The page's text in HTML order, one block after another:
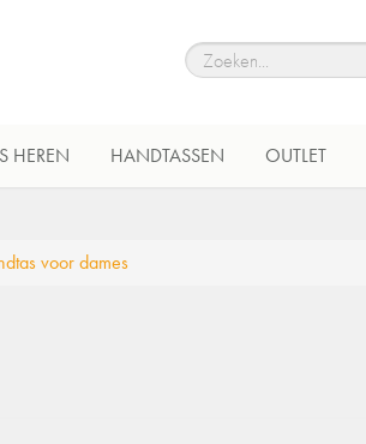
HEREN HANDTASSEN OUTLET
voor dames